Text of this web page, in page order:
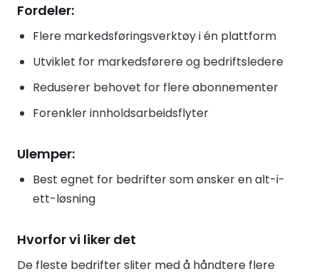
Fordeler:
Flere markedsføringsverktøy i én plattform
Utviklet for markedsførere og bedriftsledere
Reduserer behovet for flere abonnementer
Forenkler innholdsarbeidsflyter
Ulemper:
Best egnet for bedrifter som ønsker en alt-i-
ett-løsning
Hvorfor vi liker det
De fleste bedrifter sliter med å håndtere flere